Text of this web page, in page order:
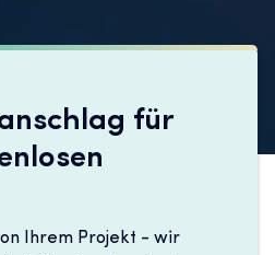
für
Ihrem Projekt - wir